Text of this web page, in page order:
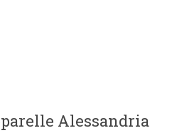
Alessandria